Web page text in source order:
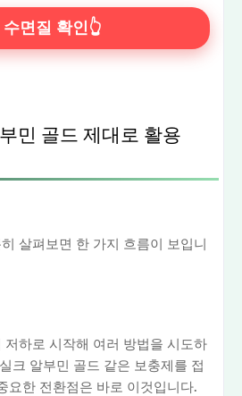
수면질 확인👆
민 골드 제대로 활용
살펴보면 한 가지 흐름이 보입니
저하로 시작해 여러 방법을 시도하
크 알부민 골드 같은 보충제를 접
요한 전환점은 바로 이것입니다.